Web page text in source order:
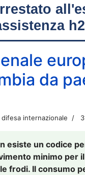
da
internazionale
esiste un codice
minimo per
frodi. Il consumo